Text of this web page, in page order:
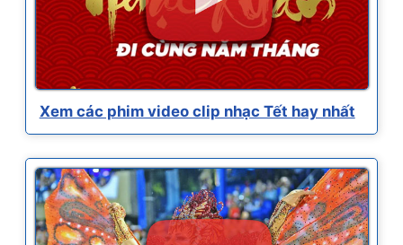
Xem các phim video clip nhạc Tết hay nhất